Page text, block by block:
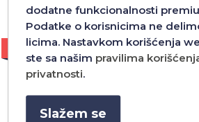
Dodaj u
AKCIJA AKCIJA
dodatne funkcionalnosti
Podatke o korisnicima ne
licima. Nastavkom korišćenja
ste sa našim pravilima
privatnosti.
Slažem se